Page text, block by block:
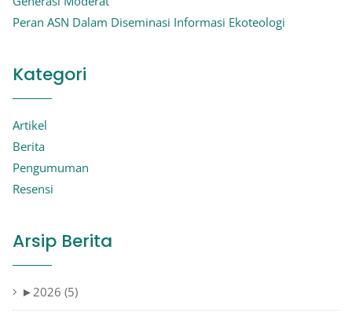
Peran ASN Dalam Diseminasi Informasi Ekoteologi
Kategori
Artikel
Berita
Pengumuman
Resensi
Arsip Berita
►2026 (5)